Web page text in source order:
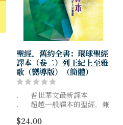
聖經．舊約全書：環球聖經
譯本（卷二）列王紀上至雅
歌（嚮導版）（簡體）
． 普世華文最新譯本
． 超越一般譯本的聖經，兼
$24.00